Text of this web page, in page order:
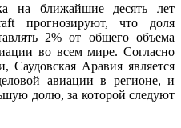
на ближайшие десять лет
прогнозируют, что доля
2% от общего объема
во всем мире. Согласно
Саудовская Аравия является
авиации в регионе, и
долю, за которой следуют